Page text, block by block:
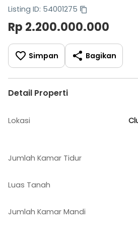
Listing ID: 54001275
Rp 2.200.000.000
Simpan Bagikan
Detail Properti
Lokasi
Jumlah Kamar Tidur
Luas Tanah
Jumlah Kamar Mandi